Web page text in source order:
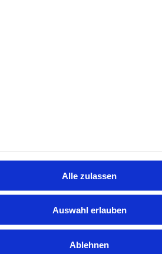
Alle zulassen
Auswahl erlauben
Ablehnen
Algene startet